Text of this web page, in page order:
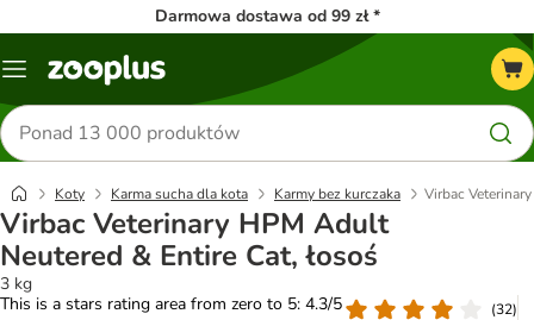
Darmowa dostawa od 99 zł *
Menu
Szukaj
produktów
Koty Karma sucha dla kota Karmy bez kurczaka Virbac
Virbac Veterinary HPM Adult
Neutered & Entire Cat, łosoś
3 kg
This is a stars rating area from zero to 5: 4.3/5
(32)